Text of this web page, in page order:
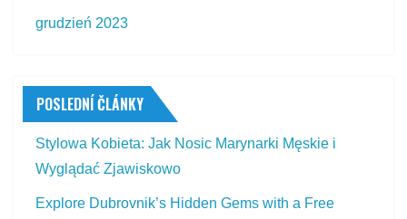
grudzień 2023
POSLEDNÍ ČLÁNKY
Stylowa Kobieta: Jak Nosic Marynarki Męskie i
Wyglądać Zjawiskowo
Explore Dubrovnik’s Hidden Gems with a Free